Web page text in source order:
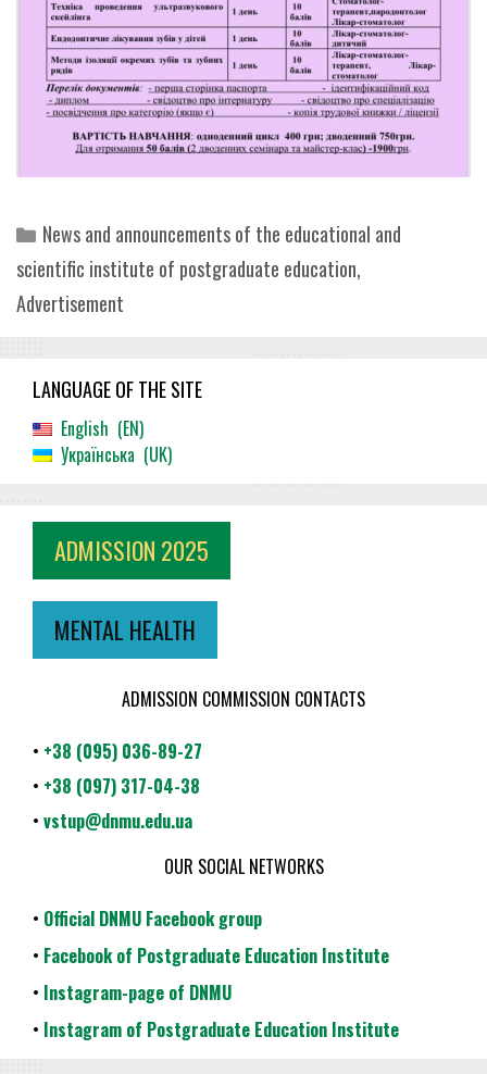
Categories
News and announcements of the educational and
scientific institute of postgraduate education,
Advertisement
LANGUAGE OF THE SITE
English
EN
Українська
UK
ADMISSION 2025
MENTAL HEALTH
ADMISSION COMMISSION CONTACTS
• +38 (095) 036-89-27
• +38 (097) 317-04-38
• vstup@dnmu.edu.ua
OUR SOCIAL NETWORKS
• Official DNMU Facebook group
• Facebook of Postgraduate Education Institute
• Instagram-page of DNMU
• Instagram of Postgraduate Education Institute